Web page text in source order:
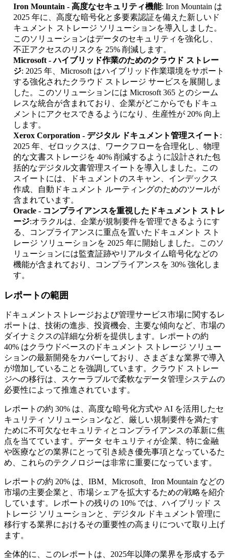
Iron Mountain - 高度なセキュリティ機能: Iron Mountain は
2025 年に、高度な暗号化と多要素認証を備えた新しいド
キュメント ストレージ ソリューションを導入しました。
このソリューションはデータのセキュリティを強化し、
不正アクセスのリスクを 25% 削減します。
Microsoft - ハイブリッド作業のためのクラウド ストレー
ジ: 2025 年、Microsoft はハイブリッド作業環境をサポート
する強化されたクラウド ストレージ サービスを展開しま
した。このソリューションには Microsoft 365 とのシーム
レスな統合が含まれており、企業がどこからでもドキュ
メントにアクセスできるようになり、生産性が 20% 向上
します。
Xerox Corporation - デジタル ドキュメント管理スイート :
2025 年、ゼロックスは、ワークフローを合理化し、物理
的な文書ストレージを 40% 削減するように設計された包
括的なデジタル文書管理スイートを導入しました。この
スイートには、ドキュメントのスキャン、インデックス
作成、自動ドキュメント ルーティングのためのツールが
含まれています。
Oracle - コンプライアンスを重視したドキュメント ストレ
ージ:オラクルは、企業が規制要件を管理できるようにす
る、コンプライアンスに重点を置いたドキュメント スト
レージ ソリューションを 2025 年に開始しました。このソ
リューションには監査証跡やリアルタイム暗号化などの
機能が含まれており、コンプライアンスを 30% 強化しま
す。
レポートの範囲
ドキュメントストレージおよび管理サービス市場に関するレ
ポートは、技術の進歩、投資機会、主要な傾向など、市場の
ダイナミクスの詳細な分析を提供します。レポートの約
40% はクラウドベースのドキュメント ストレージ ソリュー
ションの最新開発をカバーしており、さまざまな業界で導入
が増加していることを強調しています。クラウド ストレー
ジへの移行は、スケーラブルで柔軟なデータ管理システムの
必要性によって推進されています。
レポートの約 30% は、高度な暗号化方式や AI を活用したセ
キュリティ ソリューションなど、厳しい規制要件を満たす
ために不可欠なセキュリティとコンプライアンスの革新に焦
点を当てています。データ セキュリティが企業、特に金融
や医療などの業界にとって引き続き優先事項となっているた
め、これらのテクノロジーは非常に重要になっています。
レポートの約 20% は、IBM、Microsoft、Iron Mountain などの
市場の主要企業と、市場シェアを拡大​​するための戦略を紹介
しています。レポートの残りの 10% では、ハイブリッド ス
トレージ ソリューションと、デジタル ドキュメント管理に
移行する業界におけるその重要性の高まりについて取り上げ
ます。
全体的に、このレポートは、2025年以降の業界を形成するテ